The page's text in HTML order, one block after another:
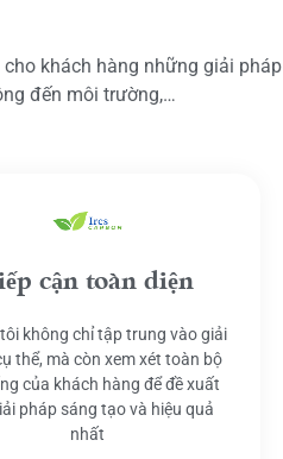
khách hàng những giải pháp
đến môi trường,…
cận toàn diện
không chỉ tập trung vào giải
thể, mà còn xem xét toàn bộ
của khách hàng để đề xuất
pháp sáng tạo và hiệu quả
nhất